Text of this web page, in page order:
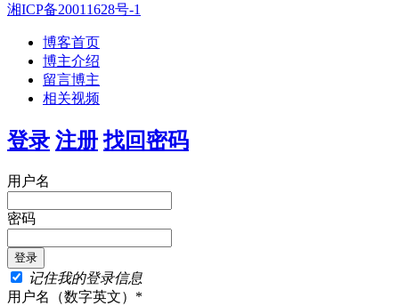
湘ICP备20011628号-1
博客首页
博主介绍
留言博主
相关视频
登录 注册 找回密码
用户名
密码
记住我的登录信息
用户名（数字英文）*